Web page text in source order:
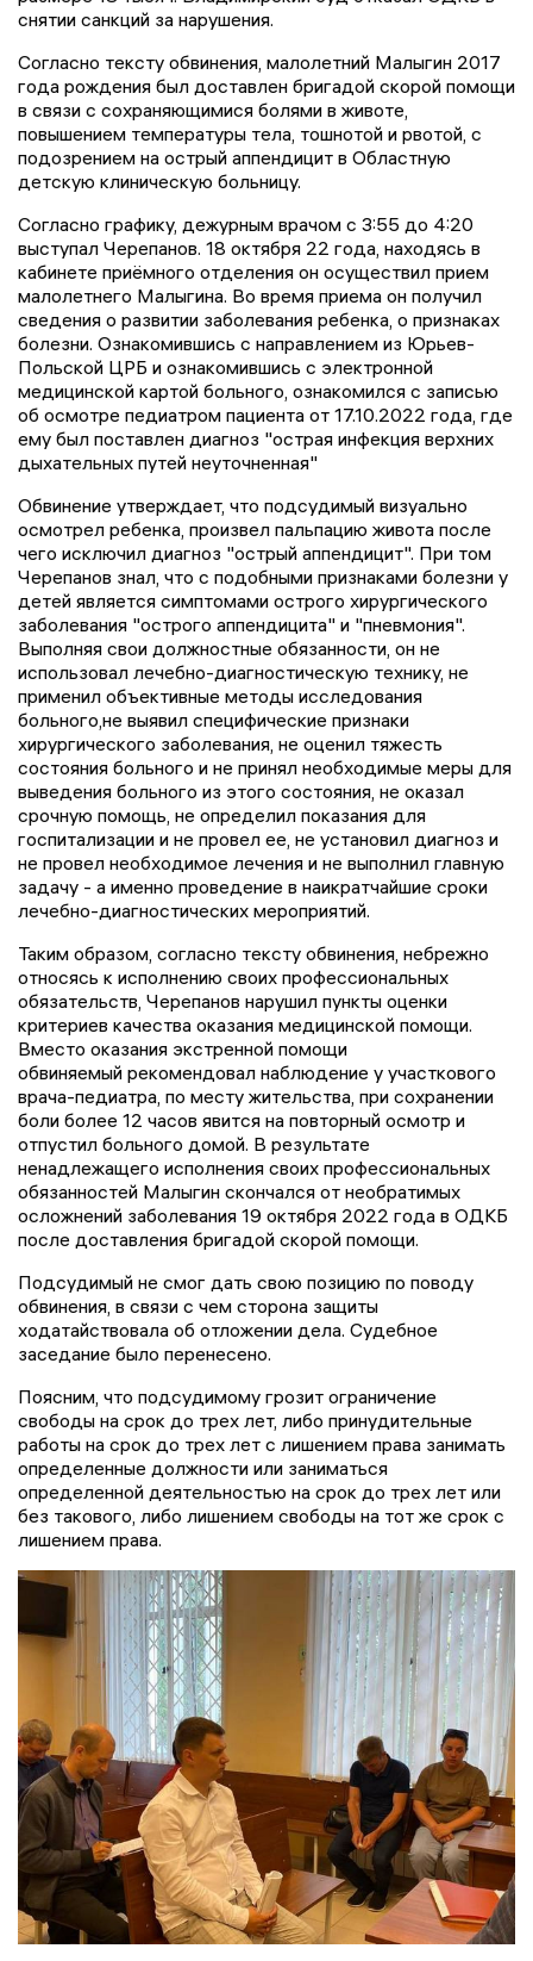
снятии санкций за нарушения.
Согласно тексту обвинения, малолетний Малыгин 2017
года рождения был доставлен бригадой скорой помощи
в связи с сохраняющимися болями в животе,
повышением температуры тела, тошнотой и рвотой, с
подозрением на острый аппендицит в Областную
детскую клиническую больницу.
Согласно графику, дежурным врачом с 3:55 до 4:20
выступал Черепанов. 18 октября 22 года, находясь в
кабинете приёмного отделения он осуществил прием
малолетнего Малыгина. Во время приема он получил
сведения о развитии заболевания ребенка, о признаках
болезни. Ознакомившись с направлением из Юрьев-
Польской ЦРБ и ознакомившись с электронной
медицинской картой больного, ознакомился с записью
об осмотре педиатром пациента от 17.10.2022 года, где
ему был поставлен диагноз "острая инфекция верхних
дыхательных путей неуточненная"
Обвинение утверждает, что подсудимый визуально
осмотрел ребенка, произвел пальпацию живота после
чего исключил диагноз "острый аппендицит". При том
Черепанов знал, что с подобными признаками болезни у
детей является симптомами острого хирургического
заболевания "острого аппендицита" и "пневмония".
Выполняя свои должностные обязанности, он не
использовал лечебно-диагностическую технику, не
применил объективные методы исследования
больного,не выявил специфические признаки
хирургического заболевания, не оценил тяжесть
состояния больного и не принял необходимые меры для
выведения больного из этого состояния, не оказал
срочную помощь, не определил показания для
госпитализации и не провел ее, не установил диагноз и
не провел необходимое лечения и не выполнил главную
задачу - а именно проведение в наикратчайшие сроки
лечебно-диагностических мероприятий.
Таким образом, согласно тексту обвинения, небрежно
относясь к исполнению своих профессиональных
обязательств, Черепанов нарушил пункты оценки
критериев качества оказания медицинской помощи.
Вместо оказания экстренной помощи
обвиняемый рекомендовал наблюдение у участкового
врача-педиатра, по месту жительства, при сохранении
боли более 12 часов явится на повторный осмотр и
отпустил больного домой. В результате
ненадлежащего исполнения своих профессиональных
обязанностей Малыгин скончался от необратимых
осложнений заболевания 19 октября 2022 года в ОДКБ
после доставления бригадой скорой помощи.
Подсудимый не смог дать свою позицию по поводу
обвинения, в связи с чем сторона защиты
ходатайствовала об отложении дела. Судебное
заседание было перенесено.
Поясним, что подсудимому грозит ограничение
свободы на срок до трех лет, либо принудительные
работы на срок до трех лет с лишением права занимать
определенные должности или заниматься
определенной деятельностью на срок до трех лет или
без такового, либо лишением свободы на тот же срок с
лишением права.